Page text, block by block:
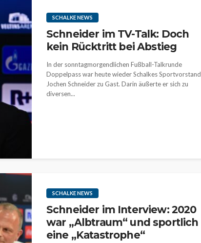
SCHALKE NEWS
Schneider im TV-Talk: Doch
kein Rücktritt bei Abstieg
In der sonntagmorgendlichen Fußball-Talkrunde
Doppelpass war heute wieder Schalkes Sportvorstand
Jochen Schneider zu Gast. Darin äußerte er sich zu
diversen...
SCHALKE NEWS
Schneider im Interview: 2020
war „Albtraum“ und sportlich
eine „Katastrophe“